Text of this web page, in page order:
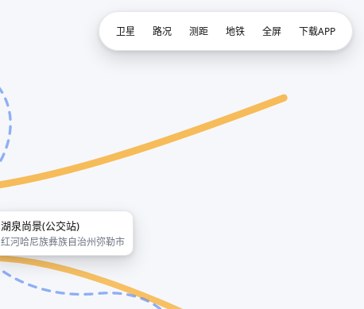
湖泉尚景(公交站)
红河哈尼族彝族自治州弥勒市
卫星 路况 测距 地铁 全屏 下载APP